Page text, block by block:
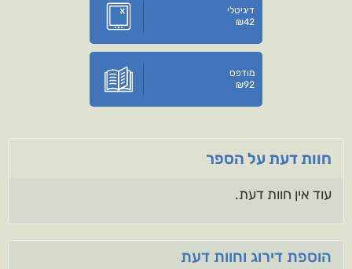
דיגיטלי
₪42
מודפס
₪92
חוות דעת על הספר
עוד אין חוות דעת.
הוספת דירוג וחוות דעת